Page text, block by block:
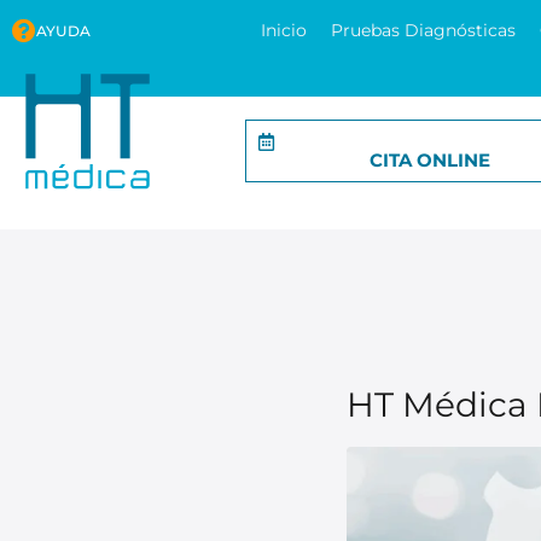
AYUDA Inicio Pruebas Diagnósticas
CITA ONLINE
HT Médica